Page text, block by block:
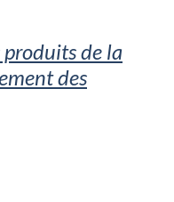
produits de la
des